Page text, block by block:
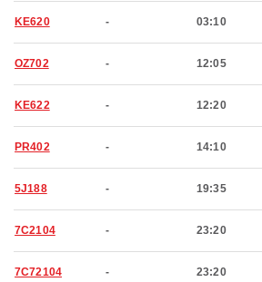
KE620 - 03:10
OZ702 - 12:05
KE622 - 12:20
PR402 - 14:10
5J188 - 19:35
7C2104 - 23:20
7C72104 - 23:20